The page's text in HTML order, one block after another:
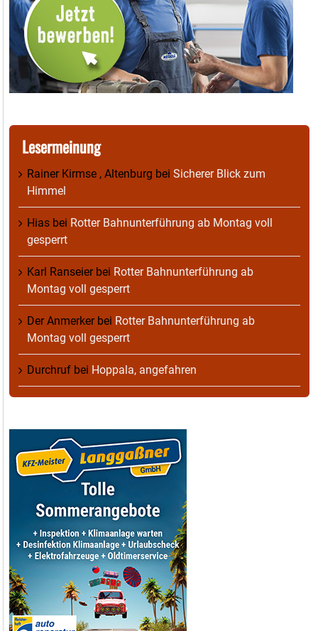
Lesermeinung
Rainer Kirmse , Altenburg bei Sicherer Blick zum
Himmel
Hias bei Rotter Bahnunterführung ab Montag voll
gesperrt
Karl Ranseierbei Rotter Bahnunterführung ab
Montag voll gesperrt
Der Anmerkerbei Rotter Bahnunterführung ab
Montag voll gesperrt
Durchruf bei Hoppala, angefahren